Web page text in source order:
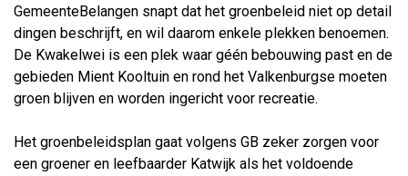
GemeenteBelangen snapt dat het groenbeleid niet op detail
dingen beschrijft, en wil daarom enkele plekken benoemen.
De Kwakelwei is een plek waar géén bebouwing past en de
gebieden Mient Kooltuin en rond het Valkenburgse moeten
groen blijven en worden ingericht voor recreatie.
Het groenbeleidsplan gaat volgens GB zeker zorgen voor
een groener en leefbaarder Katwijk als het voldoende